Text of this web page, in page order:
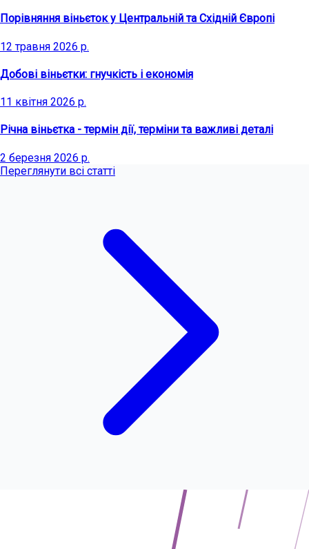
Порівняння віньєток у Центральній та Східній Європі
12 травня 2026 р.
Добові віньєтки: гнучкість і економія
11 квітня 2026 р.
Річна віньєтка - термін дії, терміни та важливі деталі
2 березня 2026 р.
Переглянути всі статті